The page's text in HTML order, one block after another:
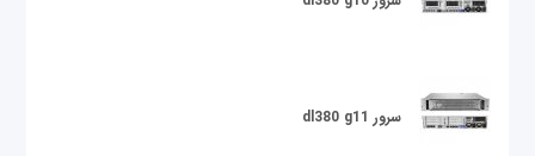
سرور dl380 g11